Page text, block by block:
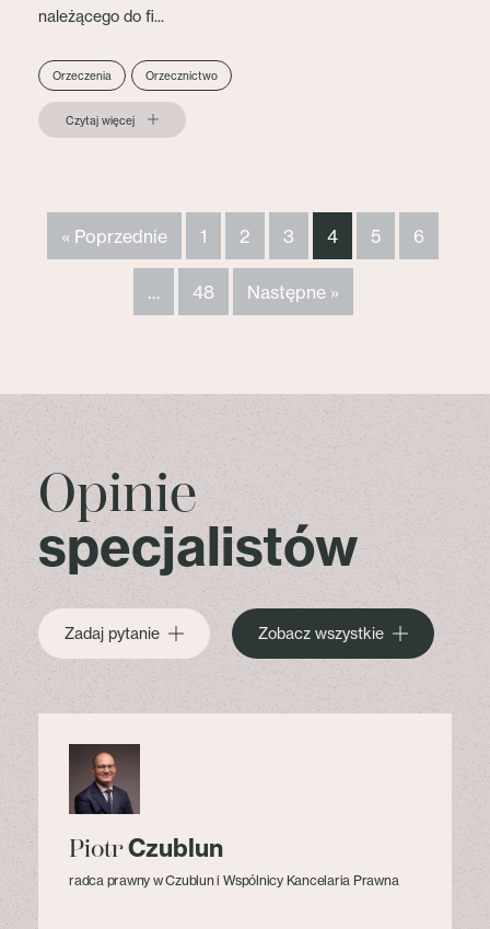
należącego do fi...
Orzeczenia Orzecznictwo
Czytaj więcej
« Poprzednie 1 2 3 4 5 6
… 48 Następne »
Opinie
specjalistów
Zadaj pytanie Zobacz wszystkie
PiotrCzublun
radca prawny w Czublun i Wspólnicy Kancelaria Prawna